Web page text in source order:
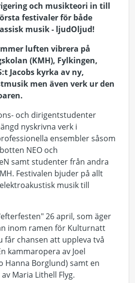
och musikteori in till
festivaler för både
musik - ljudOljud!
luften vibrera på
(KMH), Fylkingen,
Jacobs kyrka av ny,
men även verk ur den
och dirigentstudenter
nyskrivna verk i
ensembler såsom
NEO och
samt studenter från andra
Festivalen bjuder på allt
musik till
26 april, som äger
inom ramen för Kulturnatt
får chansen att uppleva två
kammaropera av Joel
Hanna Borglund) samt en
Maria Lithell Flyg.